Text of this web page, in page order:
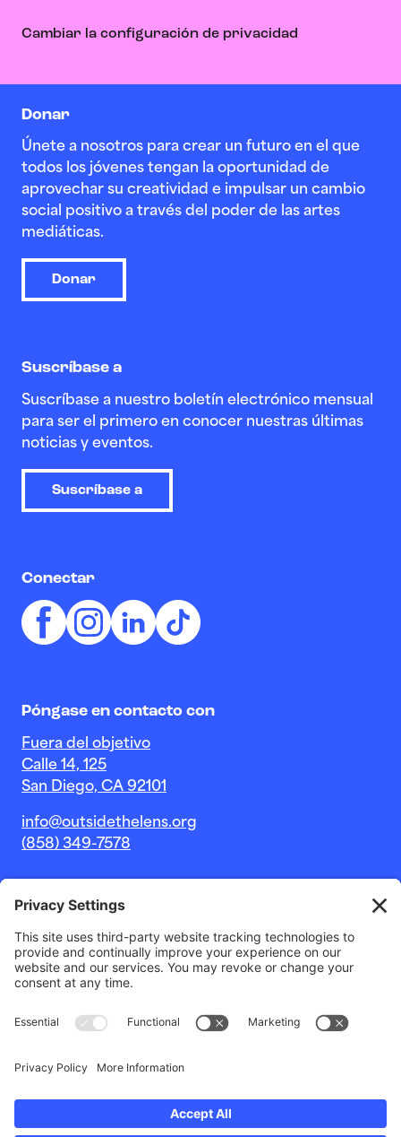
Donar
Únete a nosotros para crear un futuro en el que
todos los jóvenes tengan la oportunidad de
aprovechar su creatividad e impulsar un cambio
social positivo a través del poder de las artes
mediáticas.
Donar
Suscríbase a
Suscríbase a nuestro boletín electrónico mensual
para ser el primero en conocer nuestras últimas
noticias y eventos.
Suscríbase a
Conectar
Póngase en contacto con
Fuera del objetivo
Calle 14, 125
San Diego, CA 92101
info@outsidethelens.org
(858) 349-7578
© 2026 Outside The Lens, una organización sin fines de
lucro 501c(3).
Sitio web de
Cambiar la configuración de privacidad